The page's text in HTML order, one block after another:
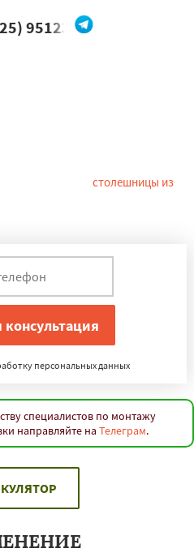
951234
столешницы из
персональных данных
специалистов по монтажу
направляйте на Телеграм.